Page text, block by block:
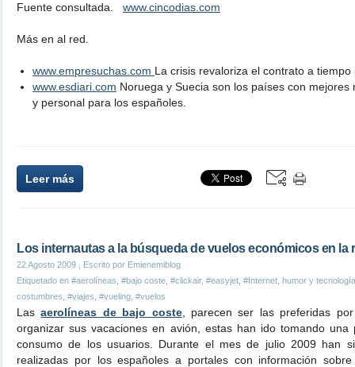
Fuente consultada. www.cincodias.com
Más en al red.
www.empresuchas.com La crisis revaloriza el contrato a tiempo
www.esdiari.com Noruega y Suecia son los países con mejores
y personal para los españoles.
Leer más
Los internautas a la búsqueda de vuelos económicos en la
22 Agosto 2009 , Escrito por Emienemiblog
Etiquetado en #aerolíneas #bajo coste #clickair, #easyjet #Internet, humor y tecnología
costumbres #viajes #vueling #vuelos
Lasaerolíneas de bajo coste, parecen ser las preferidas
organizar sus vacaciones en avión, estas han ido tomando
consumo de los usuarios. Durante el mes de julio 2009 han
realizadas por los españoles a portales con información